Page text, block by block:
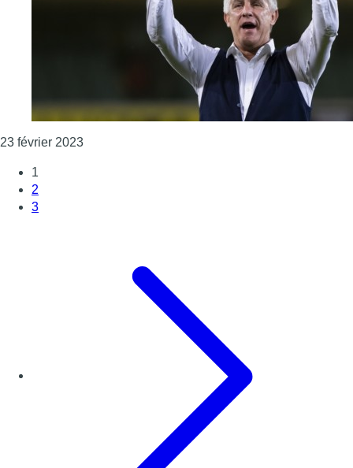
23 février 2023Consulter l'article "Thierry Dailly l’affirme : “Je
1
2
3